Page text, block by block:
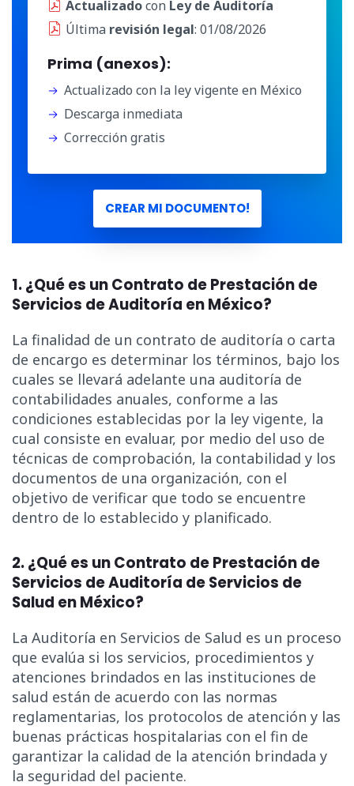
Actualizadocon Ley de Auditoría
Última revisión legal: 01/08/2026
Prima (anexos):
Actualizado con la ley vigente en México
Descarga inmediata
Corrección gratis
CREAR MI DOCUMENTO!
1. ¿Qué es un Contrato de Prestación de
Servicios de Auditoría en México?
La finalidad de un contrato de auditoría o carta
de encargo es determinar los términos, bajo los
cuales se llevará adelante una auditoría de
contabilidades anuales, conforme a las
condiciones establecidas por la ley vigente, la
cual consiste en evaluar, por medio del uso de
técnicas de comprobación, la contabilidad y los
documentos de una organización, con el
objetivo de verificar que todo se encuentre
dentro de lo establecido y planificado.
2. ¿Qué es un Contrato de Prestación de
Servicios de Auditoría de Servicios de
Salud en México?
La Auditoría en Servicios de Salud es un proceso
que evalúa si los servicios, procedimientos y
atenciones brindados en las instituciones de
salud están de acuerdo con las normas
reglamentarias, los protocolos de atención y las
buenas prácticas hospitalarias con el fin de
garantizar la calidad de la atención brindada y
la seguridad del paciente.